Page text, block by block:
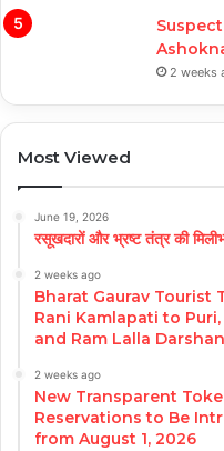
2 weeks
Most Viewed
June 19, 2026
रसूखदारों और भ्रष्ट तंत्र की
2 weeks ago
Bharat Gaurav Tourist
Rani Kamlapati to
and Ram Lalla Darshan
2 weeks ago
New Transparent
Reservations to Be
from August 1, 2026